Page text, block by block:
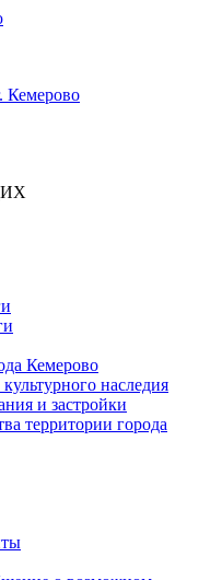
Кемерово
Кемерово
наследия
и застройки
территории города